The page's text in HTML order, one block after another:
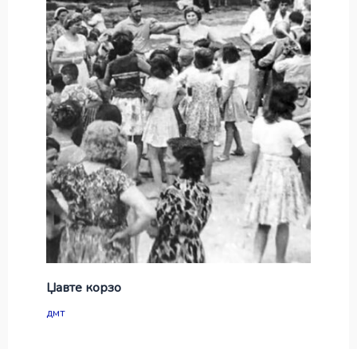
Џавте корзо
дмт